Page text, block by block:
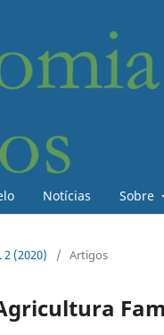
Notícias Sobre
2 (2020) / Artigos